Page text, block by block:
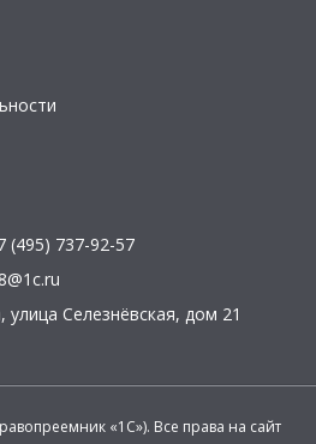
(495) 737-92-57
, улица Селезнёвская, дом 21
«1С»). Все права на сайт